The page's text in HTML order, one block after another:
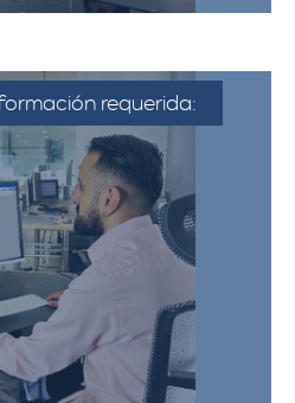
requerida:
información detallada
incluyendo la dirección
el tipo y cantidad de